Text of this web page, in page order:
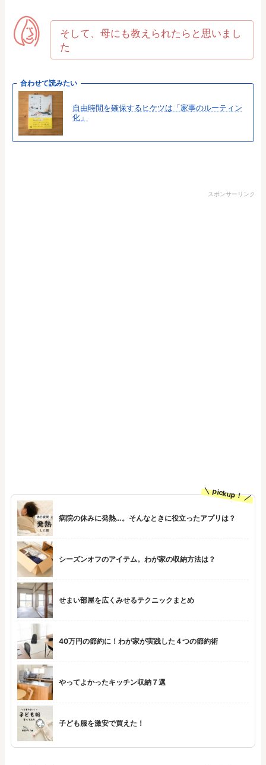
そして、母にも教えられたらと思いまし
た
合わせて読みたい
自由時間を確保するヒケツは「家事のルーティン
化」
スポンサーリンク
pickup！
病院の休みに発熱…。そんなときに役立ったアプリは？
シーズンオフのアイテム。わが家の収納方法は？
せまい部屋を広くみせるテクニックまとめ
40万円の節約に！わが家が実践した４つの節約術
やってよかったキッチン収納７選
子ども服を激安で買えた！